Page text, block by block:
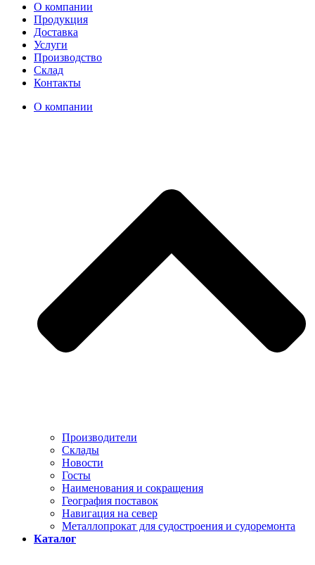
О компании
Продукция
Доставка
Услуги
Производство
Склад
Контакты
О компании
Производители
Склады
Новости
Госты
Наименования и сокращения
География поставок
Навигация на север
Металлопрокат для судостроения и судоремонта
Каталог